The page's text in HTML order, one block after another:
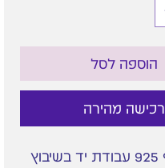
הוספה לסל
רכישה מהירה
טבעת כסף 925 עבודת יד בשיבוץ